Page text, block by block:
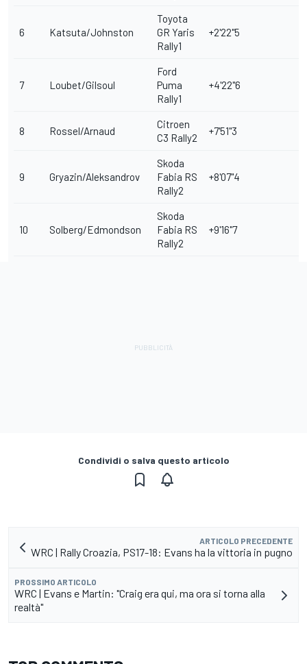
6 Katsuta/Johnston
Toyota
GR Yaris
Rally1
+2'22"5
7 Loubet/Gilsoul
Ford
Puma
Rally1
+4'22"6
8 Rossel/Arnaud
Citroen
C3 Rally2
+7'51"3
9 Gryazin/Aleksandrov
Skoda
Fabia RS
Rally2
+8'07"4
10 Solberg/Edmondson
Skoda
Fabia RS
Rally2
+9'16"7
Condividi o salva questo articolo
ARTICOLO PRECEDENTE
WRC | Rally Croazia, PS17-18: Evans ha la vittoria in pugno
PROSSIMO ARTICOLO
WRC | Evans e Martin: "Craig era qui, ma ora si torna alla
realtà"